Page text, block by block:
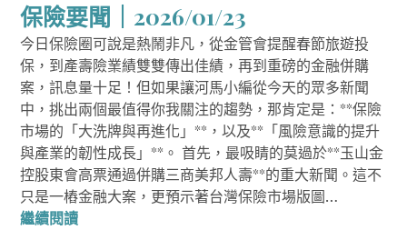
保險要聞｜2026/01/23
今日保險圈可說是熱鬧非凡，從金管會提醒春節旅遊投
保，到產壽險業績雙雙傳出佳績，再到重磅的金融併購
案，訊息量十足！但如果讓河馬小編從今天的眾多新聞
中，挑出兩個最值得你我關注的趨勢，那肯定是：**保險
市場的「大洗牌與再進化」**，以及**「風險意識的提升
與產業的韌性成長」**。 首先，最吸睛的莫過於**玉山金
控股東會高票通過併購三商美邦人壽**的重大新聞。這不
只是一樁金融大案，更預示著台灣保險市場版圖…
繼續閱讀保險要聞｜2026/01/23